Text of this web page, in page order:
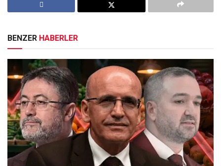
BENZER HABERLER